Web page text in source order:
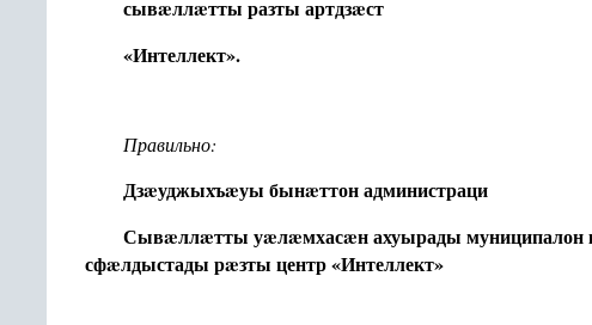
сывæллæтты разты артдзæст
«Интеллект».
Правильно:
Дзæуджыхъæуы бынæттон администраци
Сывæллæтты уæлæмхасæн ахуырады
сфæлдыстады рæзты центр«Интеллект»